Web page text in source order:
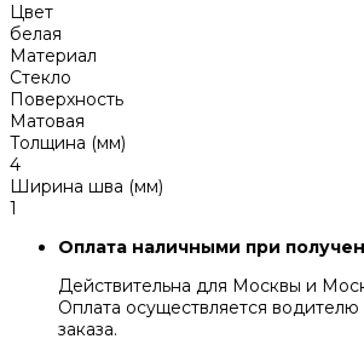
Цвет
белая
Материал
Стекло
Поверхность
Матовая
Толщина (мм)
4
Ширина шва (мм)
1
Оплата наличными при
Действительна для Москвы и
Оплата осуществляется
заказа.